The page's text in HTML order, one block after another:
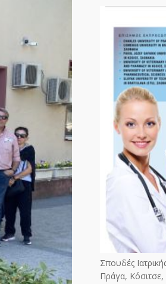
Σπουδές
Πράγα,